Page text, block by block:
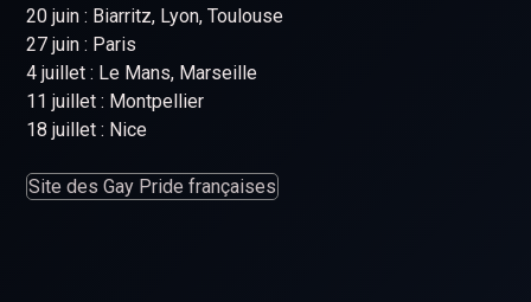
20 juin : Biarritz, Lyon, Toulouse
27 juin : Paris
4 juillet : Le Mans, Marseille
11 juillet : Montpellier
18 juillet : Nice
Site des Gay Pride françaises